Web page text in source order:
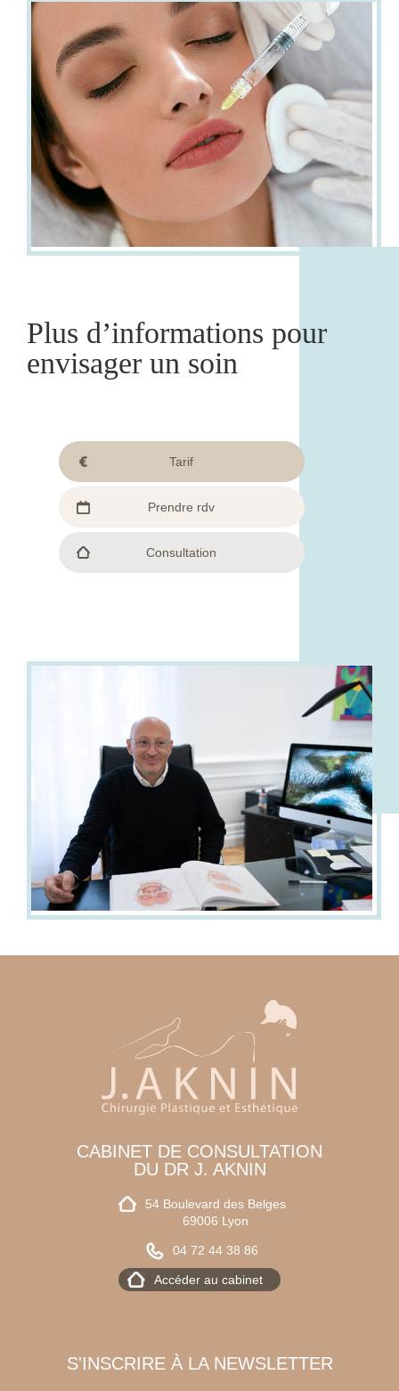
Plus d’informations pour
envisager un soin
Tarif
Prendre rdv
Consultation
CABINET DE CONSULTATION
DU DR J. AKNIN
54 Boulevard des Belges
69006 Lyon
04 72 44 38 86
Accéder au cabinet
S'INSCRIRE À LA NEWSLETTER